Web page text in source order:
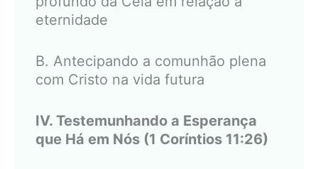
eternidade
B. Antecipando a comunhão plena
com Cristo na vida futura
IV. Testemunhando a Esperança
que Há em Nós (1 Coríntios 11:26)